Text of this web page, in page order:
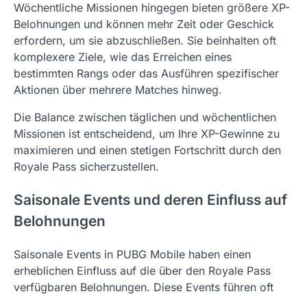
Wöchentliche Missionen hingegen bieten größere XP-
Belohnungen und können mehr Zeit oder Geschick
erfordern, um sie abzuschließen. Sie beinhalten oft
komplexere Ziele, wie das Erreichen eines
bestimmten Rangs oder das Ausführen spezifischer
Aktionen über mehrere Matches hinweg.
Die Balance zwischen täglichen und wöchentlichen
Missionen ist entscheidend, um Ihre XP-Gewinne zu
maximieren und einen stetigen Fortschritt durch den
Royale Pass sicherzustellen.
Saisonale Events und deren Einfluss auf
Belohnungen
Saisonale Events in PUBG Mobile haben einen
erheblichen Einfluss auf die über den Royale Pass
verfügbaren Belohnungen. Diese Events führen oft